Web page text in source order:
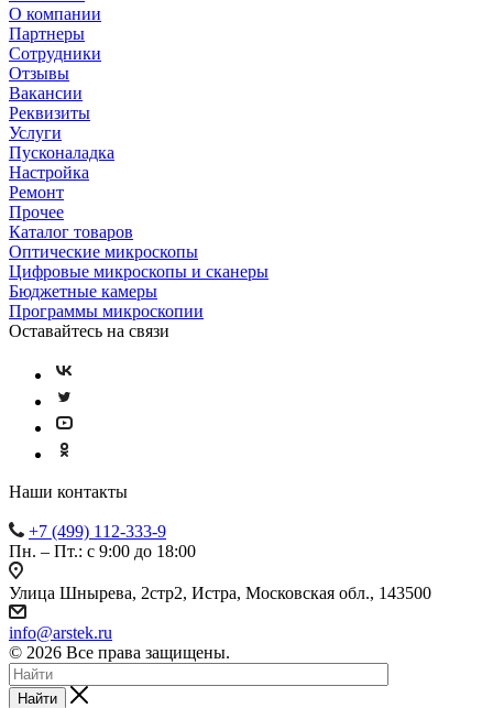
О компании
Партнеры
Сотрудники
Отзывы
Вакансии
Реквизиты
Услуги
Пусконаладка
Настройка
Ремонт
Прочее
Каталог товаров
Оптические микроскопы
Цифровые микроскопы и сканеры
Бюджетные камеры
Программы микроскопии
Оставайтесь на связи
Наши контакты
+7 (499) 112-333-9
Пн. – Пт.: с 9:00 до 18:00
Улица Шнырева, 2стр2, Истра, Московская обл., 143500
info@arstek.ru
© 2026 Все права защищены.
Найти